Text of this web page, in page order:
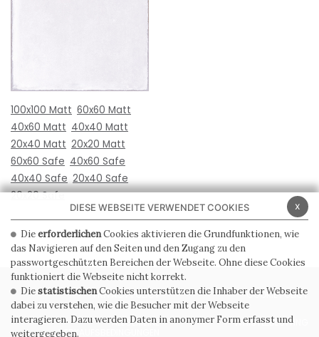
100x100 Matt 60x60 Matt
40x60 Matt 40x40 Matt
20x40 Matt 20x20 Matt
60x60 Safe 40x60 Safe
40x40 Safe 20x40 Safe
20x20 Safe
PRIVACY POLICY COOKIE POLICY
ALLGEMEINE
VERKAUFSBEDINGUNGEN
WHISTLEBLOWING
x
DIESE WEBSEITE VERWENDET COOKIES
DieerforderlichenCookies aktivieren die Grundfunktionen, wie
das Navigieren auf den Seiten und den Zugang zu den
passwortgeschützten Bereichen der Webseite. Ohne diese Cookies
funktioniert die Webseite nicht korrekt.
DiestatistischenCookies unterstützen die Inhaber der Webseite
dabei zu verstehen, wie die Besucher mit der Webseite
interagieren. Dazu werden Daten in anonymer Form erfasst und
weitergegeben.